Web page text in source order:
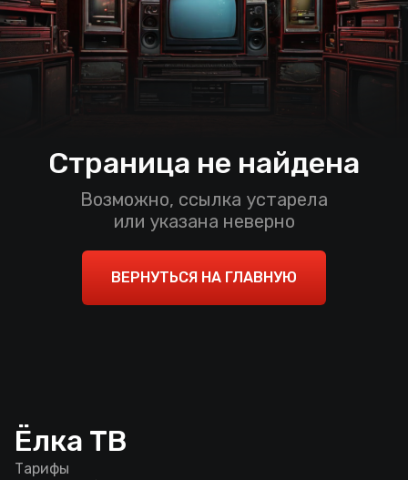
Страница не найдена
Возможно, ссылка устарела
или указана неверно
ВЕРНУТЬСЯ НА ГЛАВНУЮ
Ёлка ТВ
Тарифы